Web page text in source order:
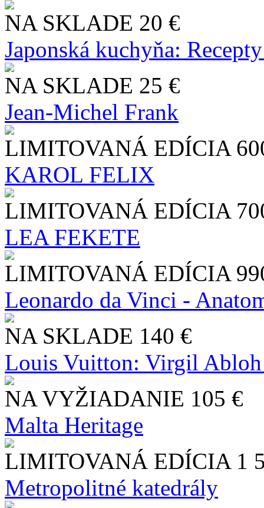
NA SKLADE 20 €
Japonská kuchyňa:
NA SKLADE 25 €
Jean-Michel Frank
LIMITOVANÁ EDÍCIA
KAROL FELIX
LIMITOVANÁ EDÍCIA
LEA FEKETE
LIMITOVANÁ EDÍCIA
Leonardo da Vinci -
NA SKLADE 140 €
Louis Vuitton: Virgil
NA VYŽIADANIE 105 €
Malta Heritage
LIMITOVANÁ EDÍCIA 1
Metropolitné katedrály